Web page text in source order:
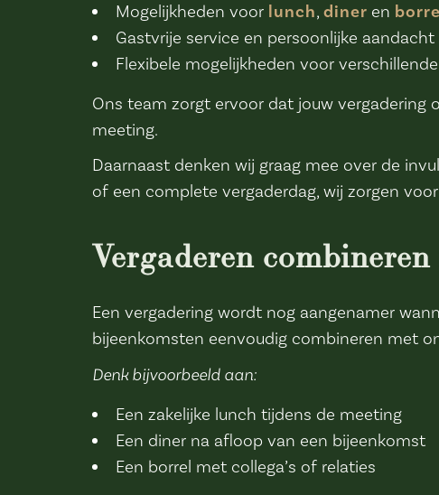
Mogelijkheden voor lunch, diner en
Gastvrije service en persoonlijke aandacht
Flexibele mogelijkheden voor
Ons team zorgt ervoor dat jouw
meeting.
Daarnaast denken wij graag mee over de
of een complete vergaderdag, wij zorgen
Vergaderen
Een vergadering wordt nog aangenamer
bijeenkomsten eenvoudig combineren met
Denk bijvoorbeeld aan:
Een zakelijke lunch tijdens de meeting
Een diner na afloop van een bijeenkomst
Een borrel met collega’s of relaties